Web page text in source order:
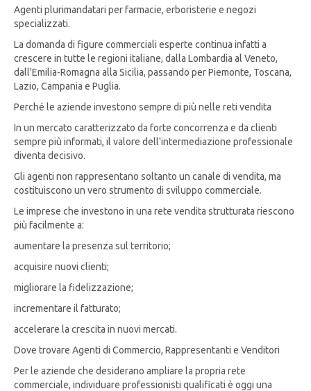
Agenti plurimandatari per farmacie, erboristerie e negozi
specializzati.
La domanda di figure commerciali esperte continua infatti a
crescere in tutte le regioni italiane, dalla Lombardia al Veneto,
dall'Emilia-Romagna alla Sicilia, passando per Piemonte, Toscana,
Lazio, Campania e Puglia.
Perché le aziende investono sempre di più nelle reti vendita
In un mercato caratterizzato da forte concorrenza e da clienti
sempre più informati, il valore dell'intermediazione professionale
diventa decisivo.
Gli agenti non rappresentano soltanto un canale di vendita, ma
costituiscono un vero strumento di sviluppo commerciale.
Le imprese che investono in una rete vendita strutturata riescono
più facilmente a:
aumentare la presenza sul territorio;
acquisire nuovi clienti;
migliorare la fidelizzazione;
incrementare il fatturato;
accelerare la crescita in nuovi mercati.
Dove trovare Agenti di Commercio, Rappresentanti e Venditori
Per le aziende che desiderano ampliare la propria rete
commerciale, individuare professionisti qualificati è oggi una